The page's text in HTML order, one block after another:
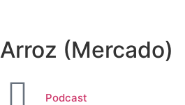
Arroz (Mercado)
Podcast